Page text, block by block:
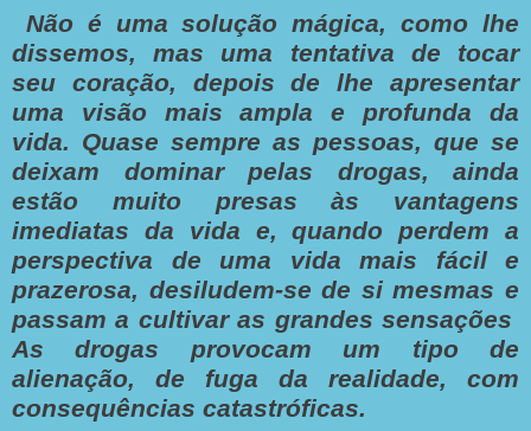
Não é uma solução mágica, como lhe
dissemos, mas uma tentativa de tocar
seu coração, depois de lhe apresentar
uma visão mais ampla e profunda da
vida. Quase sempre as pessoas, que se
deixam dominar pelas drogas, ainda
estão muito presas às vantagens
imediatas da vida e, quando perdem a
perspectiva de uma vida mais fácil e
prazerosa, desiludem-se de si mesmas e
passam a cultivar as grandes sensações
As drogas provocam um tipo de
alienação, de fuga da realidade, com
consequências catastróficas.